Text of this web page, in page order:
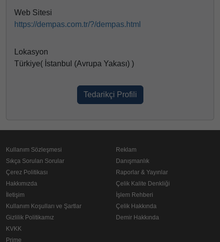
Web Sitesi
https://dempas.com.tr/?/dempas.html
Lokasyon
Türkiye( İstanbul (Avrupa Yakası) )
Tedarikçi Profili
Kullanım Sözleşmesi
Sıkça Sorulan Sorular
Çerez Politikası
Hakkımızda
İletişim
Kullanım Koşulları ve Şartlar
Gizlilik Politikamız
KVKK
Prime
Reklam
Danışmanlık
Raporlar & Yayınlar
Çelik Kalite Denkliği
İşlem Rehberi
Çelik Hakkında
Demir Hakkında